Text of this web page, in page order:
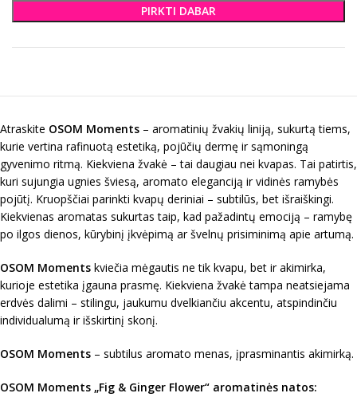
PIRKTI DABAR
Atraskite OSOM Moments – aromatinių žvakių liniją, sukurtą tiems,
kurie vertina rafinuotą estetiką, pojūčių dermę ir sąmoningą
gyvenimo ritmą. Kiekviena žvakė – tai daugiau nei kvapas. Tai patirtis,
kuri sujungia ugnies šviesą, aromato eleganciją ir vidinės ramybės
pojūtį. Kruopščiai parinkti kvapų deriniai – subtilūs, bet išraiškingi.
Kiekvienas aromatas sukurtas taip, kad pažadintų emociją – ramybę
po ilgos dienos, kūrybinį įkvėpimą ar švelnų prisiminimą apie artumą.
OSOM Moments kviečia mėgautis ne tik kvapu, bet ir akimirka,
kurioje estetika įgauna prasmę. Kiekviena žvakė tampa neatsiejama
erdvės dalimi – stilingu, jaukumu dvelkiančiu akcentu, atspindinčiu
individualumą ir išskirtinį skonį.
OSOM Moments – subtilus aromato menas, įprasminantis akimirką.
OSOM Moments „Fig & Ginger Flower“ aromatinės natos: